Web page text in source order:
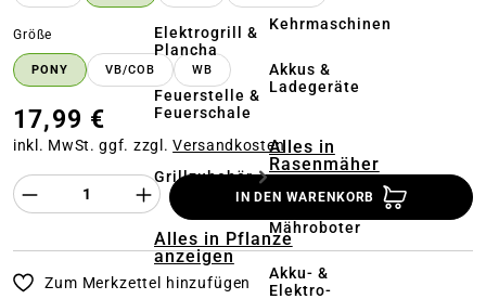
Elektrogrill &
Plancha
Feuerstelle &
Feuerschale
Grillzubehör
Alles in Pflanze
anzeigen
Kehrmaschinen
Akkus &
Ladegeräte
Alles in
Rasenmäher
anzeigen
Mähroboter
Akku- &
Elektro-
Größe
PONY VB/COB WB
17,99 €
inkl. MwSt. ggf. zzgl.Versandkosten
Produkt Anzahl des Produktes
IN DEN WARENKORB
Zum Merkzettel hinzufügen